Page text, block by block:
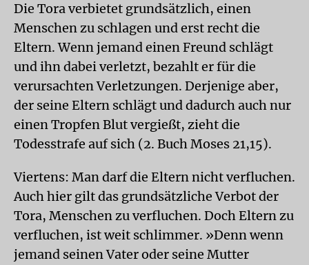
Die Tora verbietet grundsätzlich, einen
Menschen zu schlagen und erst recht die
Eltern. Wenn jemand einen Freund schlägt
und ihn dabei verletzt, bezahlt er für die
verursachten Verletzungen. Derjenige aber,
der seine Eltern schlägt und dadurch auch nur
einen Tropfen Blut vergießt, zieht die
Todesstrafe auf sich (2. Buch Moses 21,15).
Viertens: Man darf die Eltern nicht verfluchen.
Auch hier gilt das grundsätzliche Verbot der
Tora, Menschen zu verfluchen. Doch Eltern zu
verfluchen, ist weit schlimmer. »Denn wenn
jemand seinen Vater oder seine Mutter